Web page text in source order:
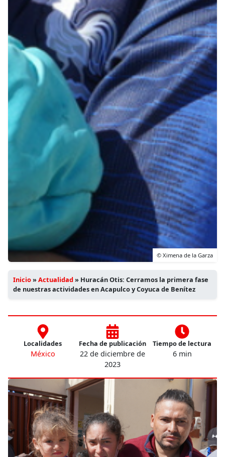
© Ximena de la Garza
Inicio»Actualidad» Huracán Otis: Cerramos la primera fase
de nuestras actividades en Acapulco y Coyuca de Benítez
Localidades
México
Fecha de publicación
22 de diciembre de
2023
Tiempo de lectura
6 min